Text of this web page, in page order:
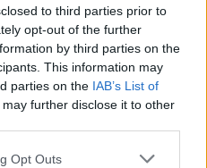
to third parties prior to
opt-out of the further
by third parties on the
This information may
parties on the IAB’s List of
may further disclose it to other
Opt Outs